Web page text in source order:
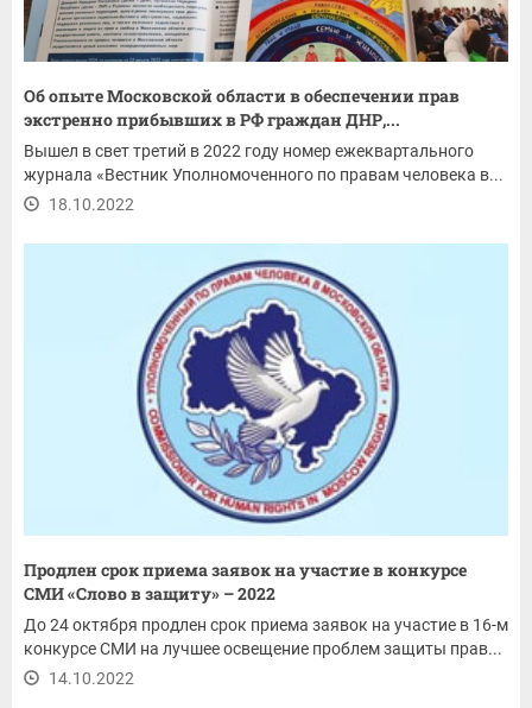
Об опыте Московской области в обеспечении прав
экстренно прибывших в РФ граждан ДНР,...
Вышел в свет третий в 2022 году номер ежеквартального
журнала «Вестник Уполномоченного по правам человека в...
18.10.2022
Продлен срок приема заявок на участие в конкурсе
СМИ «Слово в защиту» – 2022
До 24 октября продлен срок приема заявок на участие в 16-м
конкурсе СМИ на лучшее освещение проблем защиты прав...
14.10.2022